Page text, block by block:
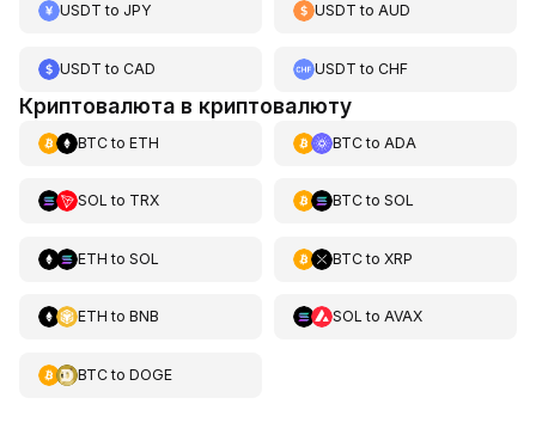
USDT to JPY USDT toAUD
USDT to CAD USDT toCHF
Криптовалюта в криптовалюту
BTCto ETH BTCto ADA
SOL to TRX BTCto SOL
ETH to SOL BTCto XRP
ETH to BNB SOL to AVAX
BTCto DOGE